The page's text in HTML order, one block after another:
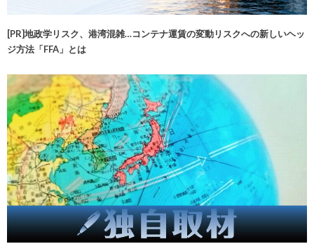
[PR]地政学リスク、港湾混雑…コンテナ運賃の変動リスクへの新しいヘッ
ジ方法「FFA」とは